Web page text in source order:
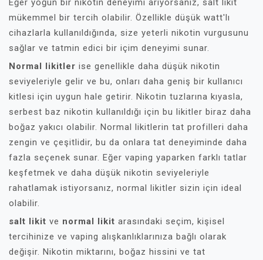
Eğer yoğun bir nikotin deneyimi arıyorsanız, salt likit
mükemmel bir tercih olabilir. Özellikle düşük watt'lı
cihazlarla kullanıldığında, size yeterli nikotin vurgusunu
sağlar ve tatmin edici bir içim deneyimi sunar.
Normal likitler ise genellikle daha düşük nikotin
seviyeleriyle gelir ve bu, onları daha geniş bir kullanıcı
kitlesi için uygun hale getirir. Nikotin tuzlarına kıyasla,
serbest baz nikotin kullanıldığı için bu likitler biraz daha
boğaz yakıcı olabilir. Normal likitlerin tat profilleri daha
zengin ve çeşitlidir, bu da onlara tat deneyiminde daha
fazla seçenek sunar. Eğer vaping yaparken farklı tatlar
keşfetmek ve daha düşük nikotin seviyeleriyle
rahatlamak istiyorsanız, normal likitler sizin için ideal
olabilir.
salt likit ve normal likit arasındaki seçim, kişisel
tercihinize ve vaping alışkanlıklarınıza bağlı olarak
değişir. Nikotin miktarını, boğaz hissini ve tat